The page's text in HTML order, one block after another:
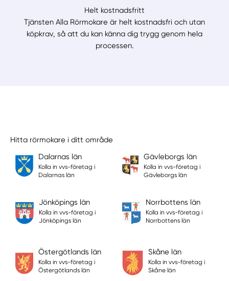
Helt kostnadsfritt
Tjänsten Alla Rörmokare är helt kostnadsfri och utan
köpkrav, så att du kan känna dig trygg genom hela
processen.
Hitta rörmokare i ditt område
Dalarnas län
Kolla in vvs-företag i
Dalarnas län
Gävleborgs län
Kolla in vvs-företag i
Gävleborgs län
Jönköpings län
Kolla in vvs-företag i
Jönköpings län
Norrbottens län
Kolla in vvs-företag i
Norrbottens län
Östergötlands län
Kolla in vvs-företag i
Östergötlands län
Skåne län
Kolla in vvs-företag i
Skåne län